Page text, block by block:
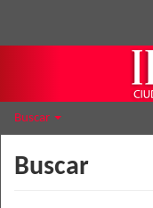
Buscar
Buscar